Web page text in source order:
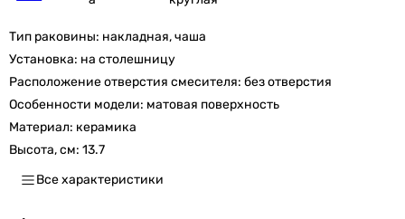
Тип раковины: накладная, чаша
Установка: на столешницу
Расположение отверстия смесителя: без отверстия
Особенности модели: матовая поверхность
Материал: керамика
Высота, см: 13.7
Все характеристики